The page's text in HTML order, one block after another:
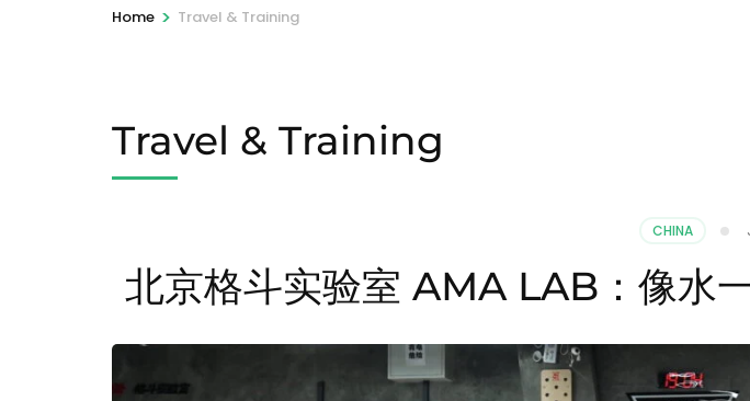
Home > Travel & Training
Travel & Training
CHINA
北京格斗实验室 AMA LAB：像水